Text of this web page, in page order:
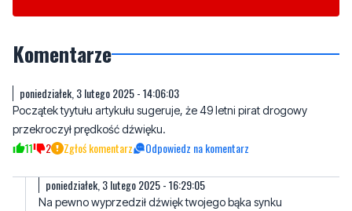
Komentarze
poniedziałek, 3 lutego 2025 - 14:06:03
Początek tyytułu artykułu sugeruje, że 49 letni pirat drogowy
przekroczył prędkość dźwięku.
11 2 Zgłoś komentarz Odpowiedz na komentarz
poniedziałek, 3 lutego 2025 - 16:29:05
Na pewno wyprzedził dźwięk twojego bąka synku